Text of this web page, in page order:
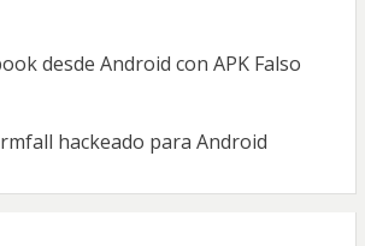
desde Android con APK Falso
hackeado para Android